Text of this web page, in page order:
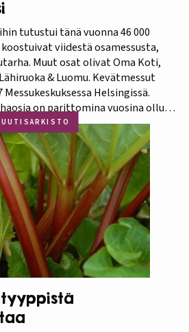
tutustui tänä vuonna 46 000
viidestä osamessusta,
Muut osat olivat Oma Koti,
& Luomu. Kevätmessut
Helsingissä.
on parittomina vuosina ollut
Oma Piha -messut. Jatkossa
nimi tulee olemaan
kumppanina on
UUTISARKISTO